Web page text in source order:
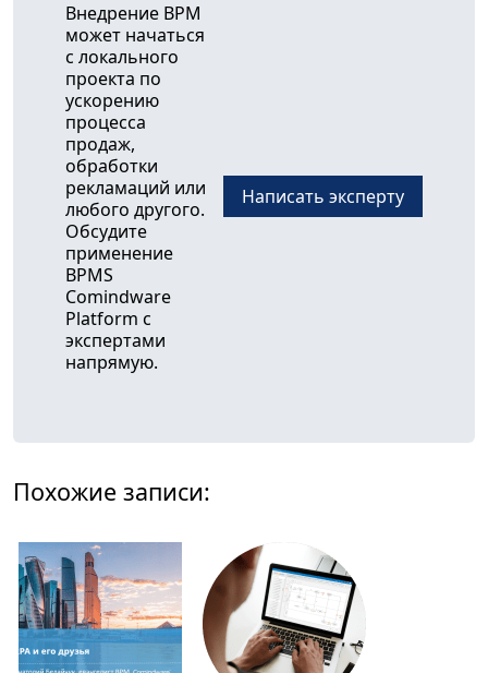
Внедрение BPM
может начаться
с локального
проекта по
ускорению
процесса
продаж,
обработки
рекламаций или
любого другого.
Обсудите
применение
BPMS
Comindware
Platform с
экспертами
напрямую.
Написать эксперту
Похожие записи: